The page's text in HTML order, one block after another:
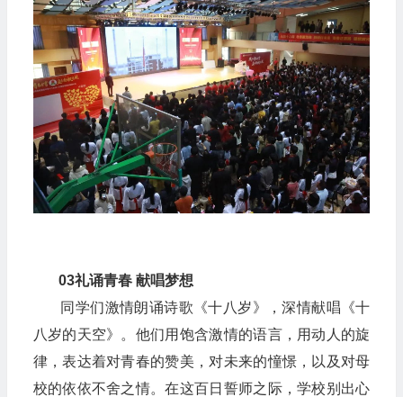
03礼诵青春 献唱梦想
同学们激情朗诵诗歌《十八岁》，深情献唱《十
八岁的天空》。他们用饱含激情的语言，用动人的旋
律，表达着对青春的赞美，对未来的憧憬，以及对母
校的依依不舍之情。在这百日誓师之际，学校别出心